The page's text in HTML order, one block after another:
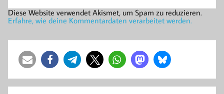
Diese Website verwendet Akismet, um Spam zu reduzieren.
Erfahre, wie deine Kommentardaten verarbeitet werden.